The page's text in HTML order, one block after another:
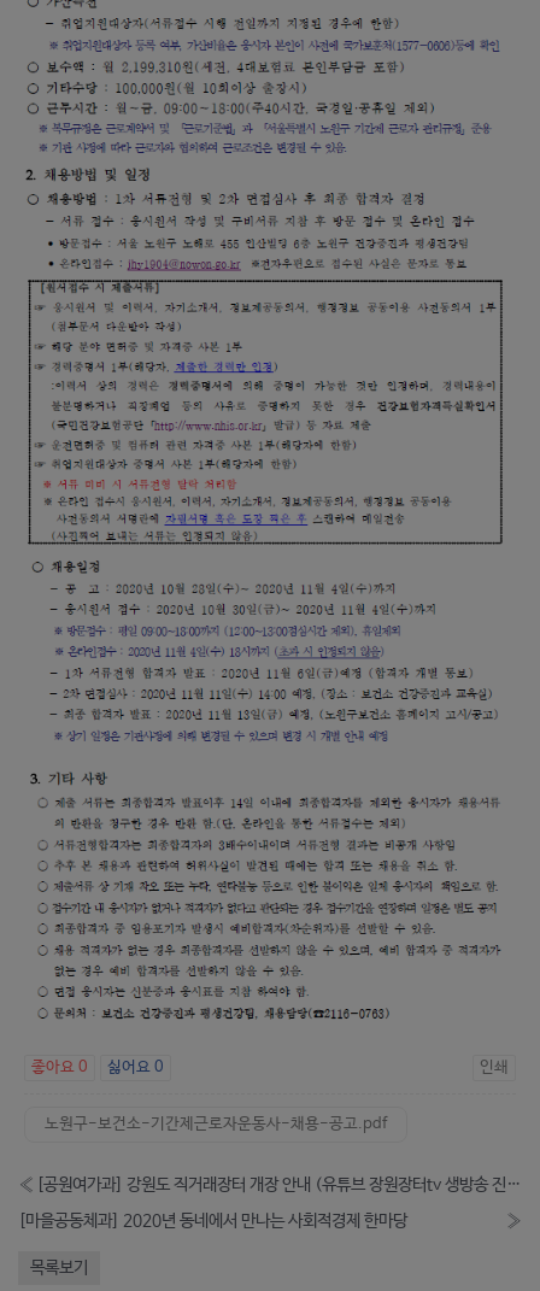
좋아요 0 싫어요 0 인쇄
노원구-보건소-기간제근로자운동사-채용-공고.pdf
«
[공원여가과] 강원도 직거래장터 개장 안내 (유튜브 장원장터tv 생방송 진행)
[마을공동체과] 2020년 동네에서 만나는 사회적경제 한마당
»
목록보기